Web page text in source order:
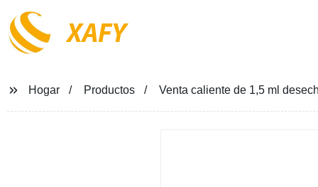
XAFY
Hogar Productos Venta caliente de 1,5 ml